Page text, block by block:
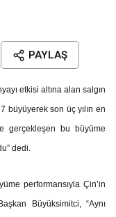
PAYLAŞ
etkisi altına alan salgın
büyüyerek son üç yılın en
gerçekleşen bu büyüme
dedi.
performansıyla Çin’in
Büyüksimitci, “Aynı